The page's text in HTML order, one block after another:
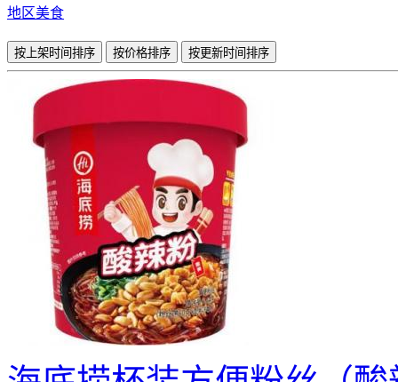
地区美食
按上架时间排序 按价格排序 按更新时间排序